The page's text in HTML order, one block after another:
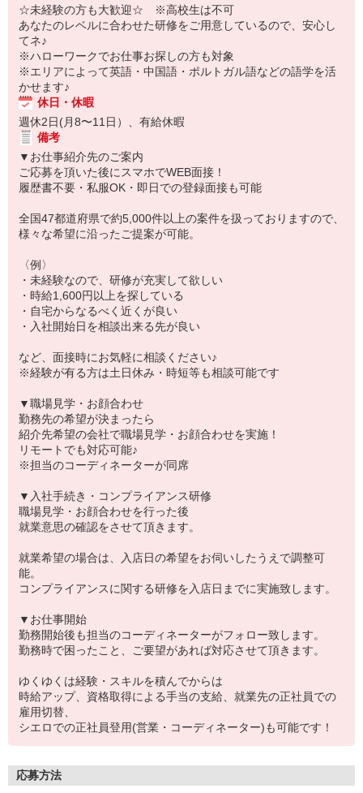
☆未経験の方も大歓迎☆ ※高校生は不可
あなたのレベルに合わせた研修をご用意しているので、安心し
てネ♪
※ハローワークでお仕事お探しの方も対象
※エリアによって英語・中国語・ポルトガル語などの語学を活
かせます♪
休日・休暇
週休2日(月8〜11日）、有給休暇
備考
▼お仕事紹介先のご案内
ご応募を頂いた後にスマホでWEB面接！
履歴書不要・私服OK・即日での登録面接も可能
全国47都道府県で約5,000件以上の案件を扱っておりますので、
様々な希望に沿ったご提案が可能。
〈例〉
・未経験なので、研修が充実して欲しい
・時給1,600円以上を探している
・自宅からなるべく近くが良い
・入社開始日を相談出来る先が良い
など、面接時にお気軽に相談ください♪
※経験が有る方は土日休み・時短等も相談可能です
▼職場見学・お顔合わせ
勤務先の希望が決まったら
紹介先希望の会社で職場見学・お顔合わせを実施！
リモートでも対応可能♪
※担当のコーディネーターが同席
▼入社手続き・コンプライアンス研修
職場見学・お顔合わせを行った後
就業意思の確認をさせて頂きます。
就業希望の場合は、入店日の希望をお伺いしたうえで調整可
能。
コンプライアンスに関する研修を入店日までに実施致します。
▼お仕事開始
勤務開始後も担当のコーディネーターがフォロー致します。
勤務時で困ったこと、ご要望があれば対応させて頂きます。
ゆくゆくは経験・スキルを積んでからは
時給アップ、資格取得による手当の支給、就業先の正社員での
雇用切替、
シエロでの正社員登用(営業・コーディネーター)も可能です！
応募方法